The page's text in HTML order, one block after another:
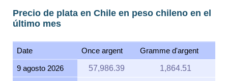
Precio de plata en Chile en peso chileno en el
último mes
Date Once argent Gramme d'argent
9 agosto 2026 57,986.39 1,864.51